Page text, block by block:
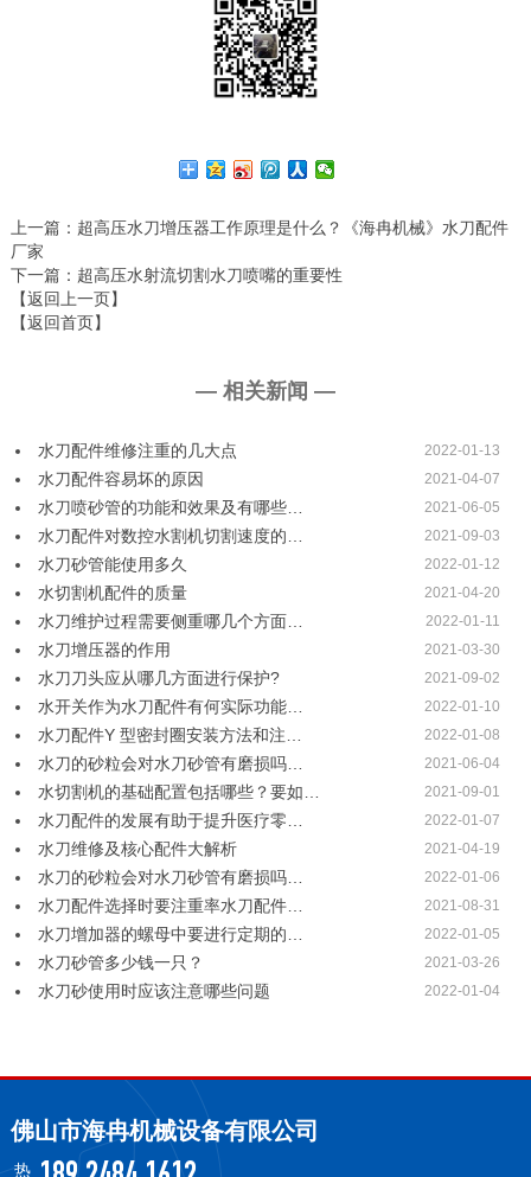
上一篇 ：超高压水刀增压器工作原理是什么？《海冉机械》水刀配件
厂家
下一篇 ：超高压水射流切割水刀喷嘴的重要性
【返回上一页】
【返回首页】
— 相关新闻 —
水刀配件维修注重的几大点 2022-01-13
水刀配件容易坏的原因 2021-04-07
水刀喷砂管的功能和效果及有哪些… 2021-06-05
水刀配件对数控水割机切割速度的… 2021-09-03
水刀砂管能使用多久 2022-01-12
水切割机配件的质量 2021-04-20
水刀维护过程需要侧重哪几个方面… 2022-01-11
水刀增压器的作用 2021-03-30
水刀刀头应从哪几方面进行保护? 2021-09-02
水开关作为水刀配件有何实际功能… 2022-01-10
水刀配件Y 型密封圈安装方法和注… 2022-01-08
水刀的砂粒会对水刀砂管有磨损吗… 2021-06-04
水切割机的基础配置包括哪些？要如… 2021-09-01
水刀配件的发展有助于提升医疗零… 2022-01-07
水刀维修及核心配件大解析 2021-04-19
水刀的砂粒会对水刀砂管有磨损吗… 2022-01-06
水刀配件选择时要注重率水刀配件… 2021-08-31
水刀增加器的螺母中要进行定期的… 2022-01-05
水刀砂管多少钱一只？ 2021-03-26
水刀砂使用时应该注意哪些问题 2022-01-04
佛山市海冉机械设备有限公司
热